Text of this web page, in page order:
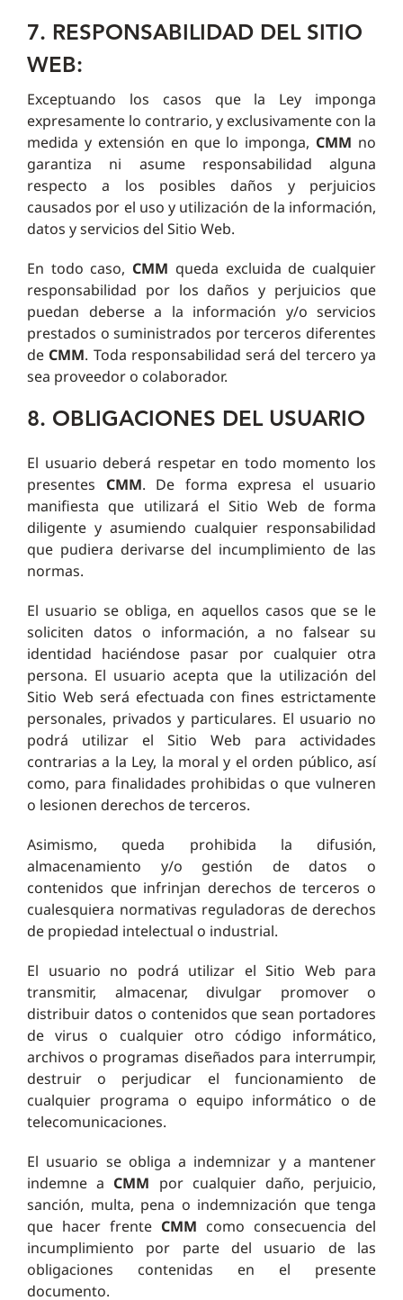
7. RESPONSABILIDAD DEL SITIO
WEB:
Exceptuando los casos que la Ley imponga
expresamente lo contrario, y exclusivamente con la
medida y extensión en que lo imponga, CMM no
garantiza ni asume responsabilidad alguna
respecto a los posibles daños y perjuicios
causados por el uso y utilización de la información,
datos y servicios del Sitio Web.
En todo caso, CMM queda excluida de cualquier
responsabilidad por los daños y perjuicios que
puedan deberse a la información y/o servicios
prestados o suministrados por terceros diferentes
de CMM. Toda responsabilidad será del tercero ya
sea proveedor o colaborador.
8. OBLIGACIONES DEL USUARIO
El usuario deberá respetar en todo momento los
presentes CMM. De forma expresa el usuario
manifiesta que utilizará el Sitio Web de forma
diligente y asumiendo cualquier responsabilidad
que pudiera derivarse del incumplimiento de las
normas.
El usuario se obliga, en aquellos casos que se le
soliciten datos o información, a no falsear su
identidad haciéndose pasar por cualquier otra
persona. El usuario acepta que la utilización del
Sitio Web será efectuada con fines estrictamente
personales, privados y particulares. El usuario no
podrá utilizar el Sitio Web para actividades
contrarias a la Ley, la moral y el orden público, así
como, para finalidades prohibidas o que vulneren
o lesionen derechos de terceros.
Asimismo, queda prohibida la difusión,
almacenamiento y/o gestión de datos o
contenidos que infrinjan derechos de terceros o
cualesquiera normativas reguladoras de derechos
de propiedad intelectual o industrial.
El usuario no podrá utilizar el Sitio Web para
transmitir, almacenar, divulgar promover o
distribuir datos o contenidos que sean portadores
de virus o cualquier otro código informático,
archivos o programas diseñados para interrumpir,
destruir o perjudicar el funcionamiento de
cualquier programa o equipo informático o de
telecomunicaciones.
El usuario se obliga a indemnizar y a mantener
indemne a CMM por cualquier daño, perjuicio,
sanción, multa, pena o indemnización que tenga
que hacer frente CMM como consecuencia del
incumplimiento por parte del usuario de las
obligaciones contenidas en el presente
documento.